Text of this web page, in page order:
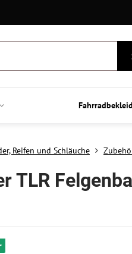
Reifen und Schläuche
TLR